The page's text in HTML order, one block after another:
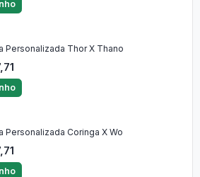
Personalizada Thor X Thano
Personalizada Coringa X Wo